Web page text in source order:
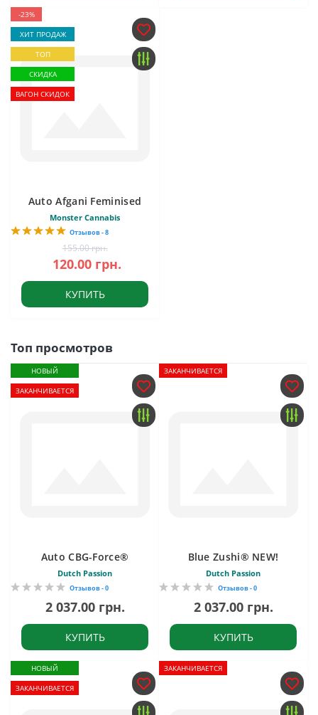
-23%
ХИТ ПРОДАЖ
ТОП
СКИДКА
ВАГОН СКИДОК
Auto Afgani Feminised
Monster Cannabis
Отзывов - 8
155.00 грн.
120.00 грн.
КУПИТЬ
Топ просмотров
НОВЫЙ
ЗАКАНЧИВАЕТСЯ
Auto CBG-Force®
Dutch Passion
Отзывов - 0
2 037.00 грн.
КУПИТЬ
ЗАКАНЧИВАЕТСЯ
Blue Zushi® NEW!
Dutch Passion
Отзывов - 0
2 037.00 грн.
КУПИТЬ
НОВЫЙ
ЗАКАНЧИВАЕТСЯ
ЗАКАНЧИВАЕТСЯ